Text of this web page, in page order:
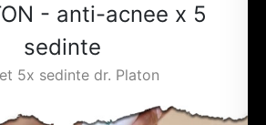
- anti-acnee x 5
sedinte
5x sedinte dr. Platon